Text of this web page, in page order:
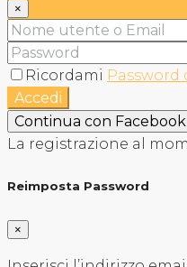
×
Ricordami Password
Accedi
Continua con Facebook
La registrazione al
Reimposta Password
×